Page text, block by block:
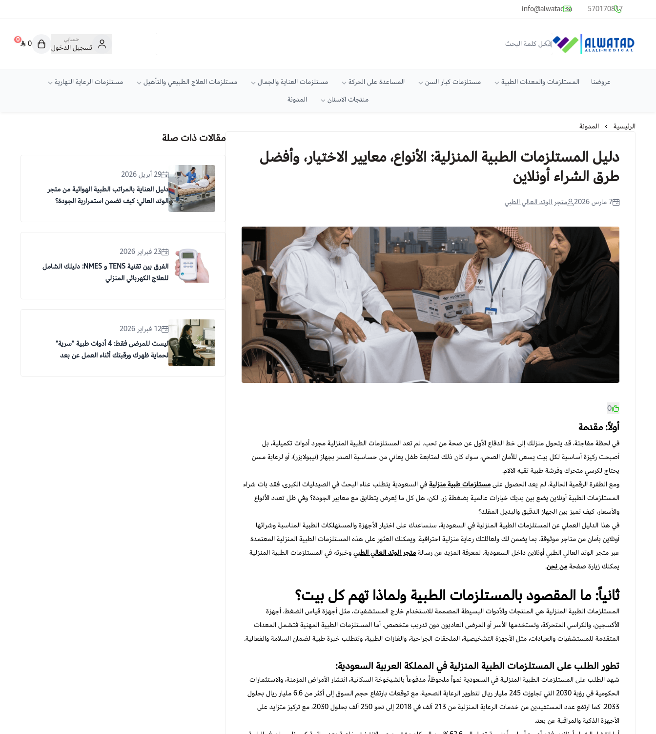
common.titles.skip_to_main_content
570170817
info@alwatad.sa
متجر الوتد العالي الطبي
حسابي
تسجيل الدخول
0 0
عروضنا المستلزمات والمعدات الطبية مستلزمات كبار السن المساعدة على الحركة مستلزمات العناية والجمال مستلزمات العلاج الطبيعي والتأهيل
مستلزمات الرعاية النهارية
منتجات الاسنان
المدونة
الرئيسية المدونة
دليل المستلزمات الطبية المنزلية: الأنواع، معايير الاختيار، وأفضل
طرق الشراء أونلاين
7 مارس 2026 متجر الوتد العالي الطبي
0
أولاً: مقدمة
في لحظة مفاجئة، قد يتحول منزلك إلى خط الدفاع الأول عن صحة من تحب. لم تعد المستلزمات الطبية المنزليةمجرد أدوات تكميلية، بل
أصبحت ركيزة أساسية لكل بيت يسعى للأمان الصحي، سواء كان ذلك لمتابعة طفل يعاني من حساسية الصدر بجهاز (نيبولايزر)، أو لرعاية مسن
يحتاج لكرسي متحرك وفرشة طبية تقيه الآلام.
ومع الطفرة الرقمية الحالية، لم يعد الحصول علىمستلزمات طبية منزليةفي السعودية يتطلب عناء البحث في الصيدليات الكبرى، فقد بات شراء
المستلزمات الطبية أونلاين يضع بين يديك خيارات عالمية بضغطة زر. لكن، هل كل ما يُعرض يتطابق مع معايير الجودة؟ وفي ظل تعدد الأنواع
والأسعار، كيف تميز بين الجهاز الدقيق والبديل المقلد؟
في هذا الدليل العملي عن المستلزمات الطبية المنزلية في السعودية، سنساعدك على اختيار الأجهزة والمستهلكات الطبية المناسبة وشرائها
أونلاين بأمان من متاجر موثوقة. بما يضمن لك ولعائلتك رعاية منزلية احترافية. ويمكنك العثور على هذه المستلزمات الطبية المنزلية المعتمدة
عبر متجر الوتد العالي الطبي أونلاين داخل السعودية. لمعرفة المزيد عن رسالةمتجر الوتد العالي الطبيوخبرته في المستلزمات الطبية المنزلية
يمكنك زيارة صفحةمن نحن.​
ثانياً: ما المقصود بالمستلزمات الطبية ولماذا تهم كل بيت؟
المستلزمات الطبية المنزلية هي المنتجات والأدوات البسيطة المصممة للاستخدام خارج المستشفيات، مثل أجهزة قياس الضغط، أجهزة
الأكسجين، والكراسي المتحركة، وتستخدمها الأسر أو المرضى العاديون دون تدريب متخصص. أما المستلزمات الطبية المهنية فتشمل المعدات
المتقدمة للمستشفيات والعيادات، مثل الأجهزة التشخيصية، الملحقات الجراحية، والغازات الطبية، وتتطلب خبرة طبية لضمان السلامة والفعالية.
تطور الطلب على المستلزمات الطبية المنزلية في المملكة العربية السعودية:
شهد الطلب على المستلزمات الطبية المنزلية في السعودية نمواً ملحوظاً، مدفوعاً بالشيخوخة السكانية، انتشار الأمراض المزمنة، والاستثمارات
الحكومية في رؤية 2030 التي تجاوزت 245 مليار ريال لتطوير الرعاية الصحية، مع توقعات بارتفاع حجم السوق إلى أكثر من 6.6 مليار ريال بحلول
2033. كما ارتفع عدد المستفيدين من خدمات الرعاية المنزلية من 213 ألف في 2018 إلى نحو 250 ألف بحلول 2030، مع تركيز متزايد على
الأجهزة الذكية والمراقبة عن بعد.
مقالات ذات صلة
29 أبريل 2026
دليل العناية بالمراتب الطبية الهوائية من متجر
الوتد العالي: كيف تضمن استمرارية الجودة؟
23 فبراير 2026
الفرق بين تقنية TENS و NMES: دليلك الشامل
للعلاج الكهربائي المنزلي
12 فبراير 2026
ليست للمرضى فقط: 4 أدوات طبية "سرية"
لحماية ظهرك ورقبتك أثناء العمل عن بعد